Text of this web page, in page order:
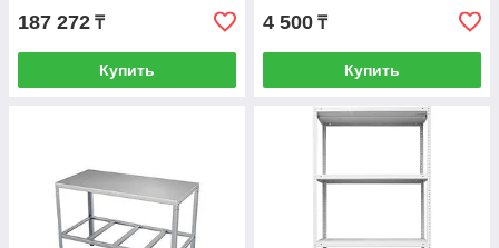
187 272 ₸
Купить
4 500 ₸
Купить